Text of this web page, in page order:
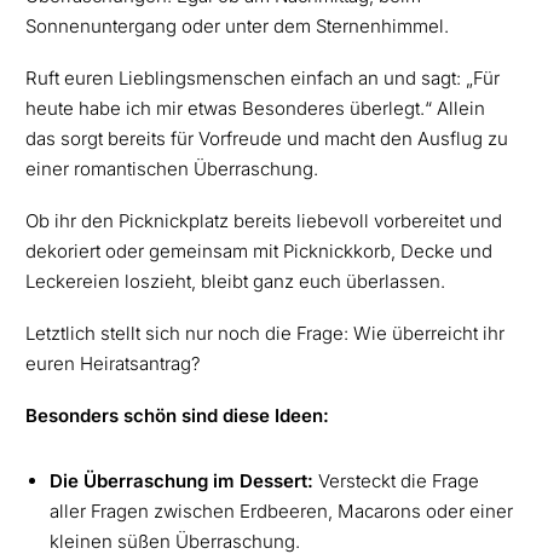
Sonnenuntergang oder unter dem Sternenhimmel.
Ruft euren Lieblingsmenschen einfach an und sagt: „Für
heute habe ich mir etwas Besonderes überlegt.“ Allein
das sorgt bereits für Vorfreude und macht den Ausflug zu
einer romantischen Überraschung.
Ob ihr den Picknickplatz bereits liebevoll vorbereitet und
dekoriert oder gemeinsam mit Picknickkorb, Decke und
Leckereien loszieht, bleibt ganz euch überlassen.
Letztlich stellt sich nur noch die Frage: Wie überreicht ihr
euren Heiratsantrag?
Besonders schön sind diese Ideen:
Die Überraschung im Dessert: Versteckt die Frage
aller Fragen zwischen Erdbeeren, Macarons oder einer
kleinen süßen Überraschung.